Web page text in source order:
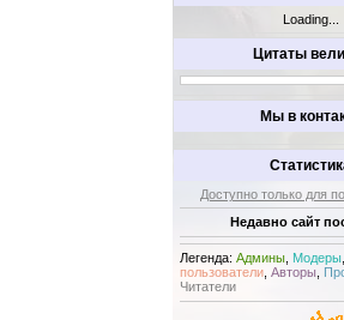
Loading...
Цитаты
Мы в
Доступно только для
Недавно сайт
Легенда: Админы Модеры
пользователи Авторы
Читатели